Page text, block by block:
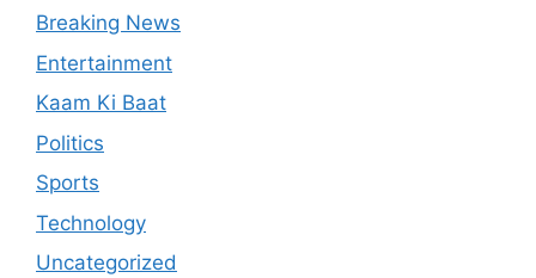
Breaking News
Entertainment
Kaam Ki Baat
Politics
Sports
Technology
Uncategorized